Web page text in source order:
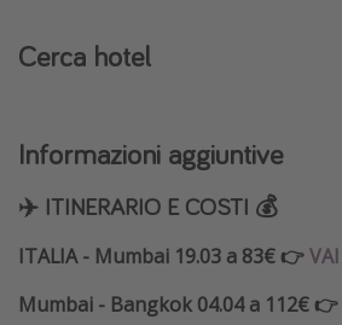
Cerca hotel
Informazioni aggiuntive
✈️ ITINERARIO E COSTI 💰
ITALIA - Mumbai 19.03 a 83€ 👉VAI
Mumbai - Bangkok 04.04 a 112€ 👉